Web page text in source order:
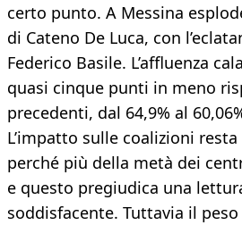
certo punto. A Messina
di Cateno De Luca, con
Federico Basile. L’affluenza
quasi cinque punti in meno
precedenti, dal 64,9% al
L’impatto sulle coalizioni
perché più della metà dei
e questo pregiudica una
soddisfacente. Tuttavia il